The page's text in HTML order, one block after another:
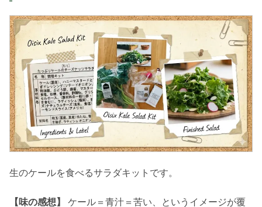
生のケールを食べるサラダキットです。
【味の感想】
ケール＝青汁＝苦い、というイメージが覆